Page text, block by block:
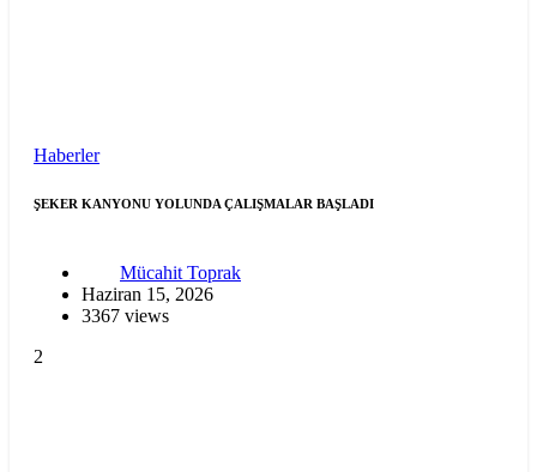
Haberler
ŞEKER KANYONU YOLUNDA ÇALIŞMALAR BAŞLADI
Mücahit Toprak
Haziran 15, 2026
3367 views
2